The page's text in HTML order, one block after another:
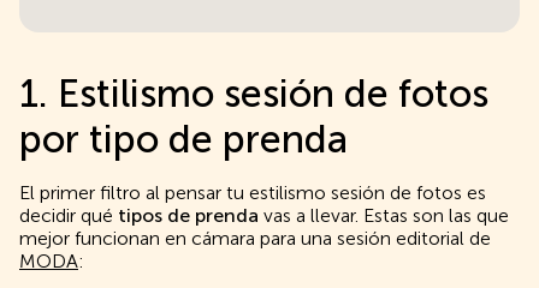
1. Estilismo sesión de fotos
por tipo de prenda
El primer filtro al pensar tu estilismo sesión de fotos es
decidir qué tipos de prenda vas a llevar. Estas son las que
mejor funcionan en cámara para una sesión editorial de
MODA: